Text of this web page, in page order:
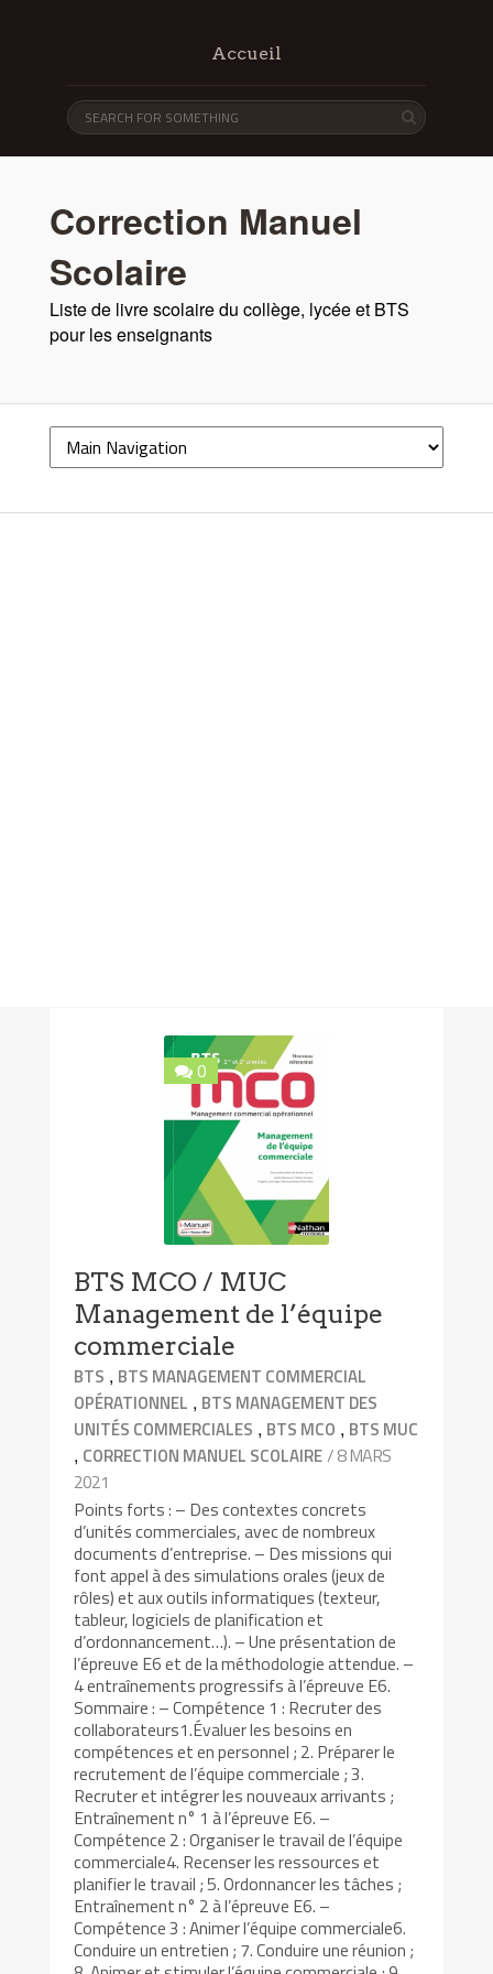
Accueil
Correction Manuel
Scolaire
Liste de livre scolaire du collège, lycée et BTS
pour les enseignants
0
BTS MCO / MUC
Management de l’équipe
commerciale
BTS , BTS MANAGEMENT COMMERCIAL
OPÉRATIONNEL , BTS MANAGEMENT DES
UNITÉS COMMERCIALES , BTS MCO , BTS MUC
, CORRECTION MANUEL SCOLAIRE/ 8 MARS
2021
Points forts : – Des contextes concrets
d’unités commerciales, avec de nombreux
documents d’entreprise. – Des missions qui
font appel à des simulations orales (jeux de
rôles) et aux outils informatiques (texteur,
tableur, logiciels de planification et
d’ordonnancement…). – Une présentation de
l’épreuve E6 et de la méthodologie attendue. –
4 entraînements progressifs à l’épreuve E6.
Sommaire : – Compétence 1 : Recruter des
collaborateurs1.Évaluer les besoins en
compétences et en personnel ; 2. Préparer le
recrutement de l’équipe commerciale ; 3.
Recruter et intégrer les nouveaux arrivants ;
Entraînement n° 1 à l’épreuve E6. –
Compétence 2 : Organiser le travail de l’équipe
commerciale4. Recenser les ressources et
planifier le travail ; 5. Ordonnancer les tâches ;
Entraînement n° 2 à l’épreuve E6. –
Compétence 3 : Animer l’équipe commerciale6.
Conduire un entretien ; 7. Conduire une réunion ;